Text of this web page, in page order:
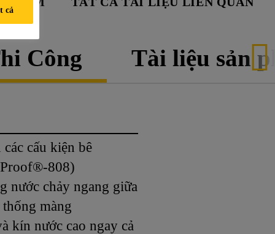
Công Tài liệu sản
cấu kiện bê
808)
nước chảy ngang giữa
màng
kín nước cao ngay cả
cả